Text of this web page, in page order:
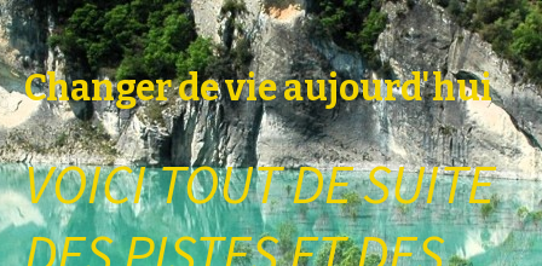
Changer de vie aujourd'hui
VOICI TOUT DE SUITE